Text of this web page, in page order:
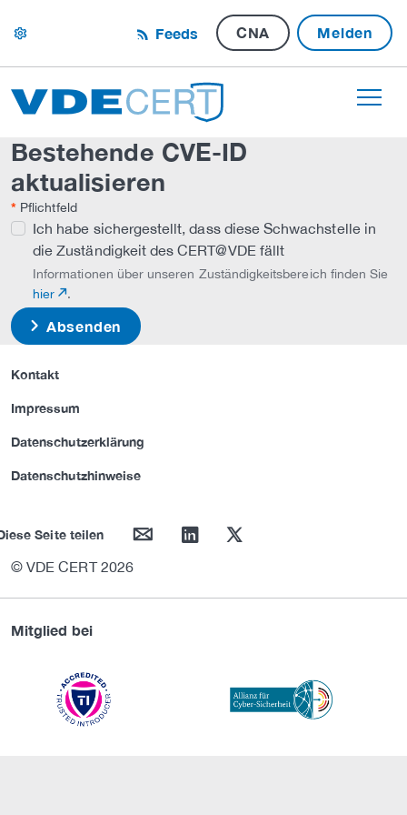
settings Feeds CNA Melden
Bestehende CVE-ID
aktualisieren
* Pflichtfeld
Ich habe sichergestellt, dass diese Schwachstelle in
die Zuständigkeit des CERT@VDE fällt
Informationen über unseren Zuständigkeitsbereich finden Sie
hier
.
Absenden
Kontakt
Impressum
Datenschutzerklärung
Datenschutzhinweise
Seite teilen mail linkedin twitter
© VDE CERT 2026
Mitglied bei